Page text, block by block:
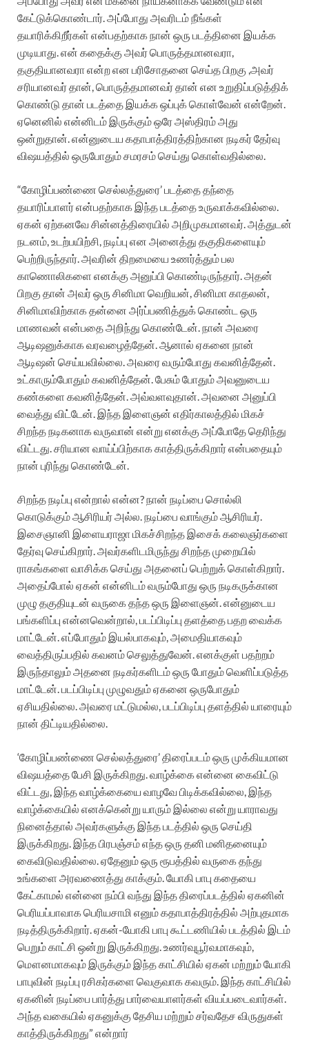
கேட்டுக்கொண்டார். அப்போது அவரிடம் நீங்கள்
தயாரிக்கிறீர்கள் என்பதற்காக நான் ஒரு படத்தினை இயக்க
முடியாது. என் கதைக்கு அவர் பொருத்தமானவரா,
தகுதியானவரா என்ற என பரிசோதனை செய்த பிறகு ,அவர்
சரியானவர் தான், பொருத்தமானவர் தான் என உறுதிப்படுத்திக்
கொண்டு தான் படத்தை இயக்க ஒப்புக் கொள்வேன் என்றேன்.
ஏனெனில் என்னிடம் இருக்கும் ஒரே அஸ்திரம் அது
ஒன்றுதான். என்னுடைய கதாபாத்திரத்திற்கான நடிகர் தேர்வு
விஷயத்தில் ஒருபோதும் சமரசம் செய்து கொள்வதில்லை.
“கோழிப்பண்ணை செல்லத்துரை’ படத்தை தந்தை
தயாரிப்பாளர் என்பதற்காக இந்த படத்தை உருவாக்கவில்லை.
ஏகன் ஏற்கனவே சின்னத்திரையில் அறிமுகமானவர். அத்துடன்
நடனம், உடற்பயிற்சி, நடிப்பு என அனைத்து தகுதிகளையும்
பெற்றிருந்தார். அவரின் திறமையை உணர்த்தும் பல
காணொலிகளை எனக்கு அனுப்பி கொண்டிருந்தார். அதன்
பிறகு தான் அவர் ஒரு சினிமா வெறியன், சினிமா காதலன்,
சினிமாவிற்காக தன்னை அர்ப்பணித்துக் கொண்ட ஒரு
மாணவன் என்பதை அறிந்து கொண்டேன். நான் அவரை
ஆடிஷனுக்காக வரவழைத்தேன். ஆனால் ஏகனை நான்
ஆடிஷன் செய்யவில்லை. அவரை வரும்போது கவனித்தேன்.
உட்காரும்போதும் கவனித்தேன். பேசும் போதும் அவனுடைய
கண்களை கவனித்தேன். அவ்வளவுதான். அவனை அனுப்பி
வைத்து விட்டேன். இந்த இளைஞன் எதிர்காலத்தில் மிகச்
சிறந்த நடிகனாக வருவான் என்று எனக்கு அப்போதே தெரிந்து
விட்டது. சரியான வாய்ப்பிற்காக காத்திருக்கிறார் என்பதையும்
நான் புரிந்து கொண்டேன்.‌
சிறந்த நடிப்பு என்றால் என்ன? நான் நடிப்பை சொல்லி
கொடுக்கும் ஆசிரியர் அல்ல. நடிப்பை வாங்கும் ஆசிரியர்.
இசைஞானி இளையராஜா மிகச்சிறந்த இசைக் கலைஞர்களை
தேர்வு செய்கிறார். அவர்களிடமிருந்து சிறந்த முறையில்
ராகங்களை வாசிக்க செய்து அதனைப் பெற்றுக் கொள்கிறார்.
அதைப்போல் ஏகன் என்னிடம் வரும்போது ஒரு நடிகருக்கான
முழு தகுதியுடன் வருகை தந்த ஒரு இளைஞன். என்னுடைய
பங்களிப்பு என்னவென்றால், படப்பிடிப்பு தளத்தை பதற வைக்க
மாட்டேன். எப்போதும் இயல்பாகவும், அமைதியாகவும்
வைத்திருப்பதில் கவனம் செலுத்துவேன். எனக்குள் பதற்றம்
இருந்தாலும் அதனை நடிகர்களிடம் ஒரு போதும் வெளிப்படுத்த
மாட்டேன்.‌ படப்பிடிப்பு முழுவதும் ஏகனை ஒருபோதும்
ஏசியதில்லை. அவரை மட்டுமல்ல, படப்பிடிப்பு தளத்தில் யாரையும்
நான் திட்டியதில்லை.
‘கோழிப்பண்ணை செல்லத்துரை’ திரைப்படம் ஒரு முக்கியமான
விஷயத்தை பேசி இருக்கிறது. வாழ்க்கை என்னை கைவிட்டு
விட்டது, இந்த வாழ்க்கையை வாழவே பிடிக்கவில்லை, இந்த
வாழ்க்கையில் எனக்கென்று யாரும் இல்லை என்று யாராவது
நினைத்தால் அவர்களுக்கு இந்த படத்தில் ஒரு செய்தி
இருக்கிறது. இந்த பிரபஞ்சம் எந்த ஒரு தனி மனிதனையும்
கைவிடுவதில்லை. ஏதேனும் ஒரு ரூபத்தில் வருகை தந்து
உங்களை அரவணைத்து காக்கும். யோகி பாபு கதையை
கேட்காமல் என்னை நம்பி வந்து இந்த திரைப்படத்தில் ஏகனின்
பெரியப்பாவாக பெரியசாமி எனும் கதாபாத்திரத்தில் அற்புதமாக
நடித்திருக்கிறார். ஏகன்-யோகி பாபு கூட்டணியில் படத்தில் இடம்
பெறும் காட்சி ஒன்று இருக்கிறது. உணர்வுபூர்வமாகவும்,
மௌனமாகவும் இருக்கும் இந்த காட்சியில் ஏகன் மற்றும் யோகி
பாபுவின் நடிப்பு ரசிகர்களை வெகுவாக கவரும். இந்த காட்சியில்
ஏகனின் நடிப்பை பார்த்து பார்வையாளர்கள் வியப்படைவார்கள்.
அந்த வகையில் ஏகனுக்கு தேசிய மற்றும் சர்வதேச விருதுகள்
காத்திருக்கிறது” என்றார்